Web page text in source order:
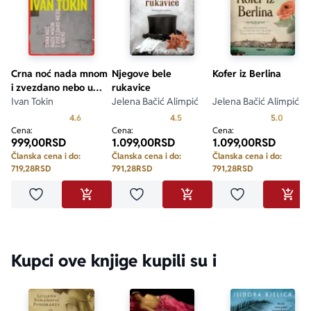
Crna noć nada mnom
i zvezdano nebo u
meni
Ivan Tokin
4.6Prosecna ocena je 4.6 od 5
Cena:
999,00RSD
Članska cena i do:
719,28RSD
Dodaj u omiljeneDODAJ U KORPU
Njegove bele
rukavice
Jelena Bačić Alimpić
4.5Prosecna ocena je 4.5 od 5
Cena:
1.099,00RSD
Članska cena i do:
791,28RSD
Dodaj u omiljeneDODAJ U KORPU
Kofer iz Berlina
Jelena Bačić Alimpić
5.0
Cena:
1.099,00RSD
Članska cena i do:
791,28RSD
Dodaj u
Kupci ove knjige kupili su i